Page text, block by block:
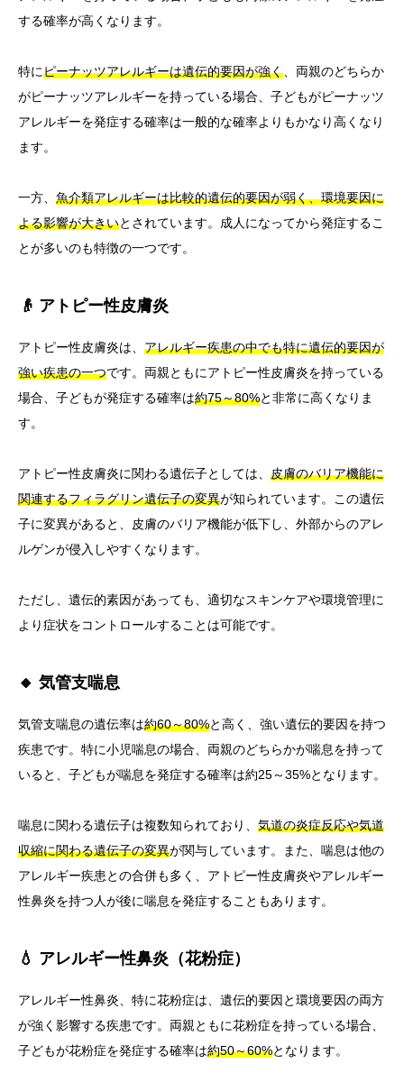
する確率が高くなります。
特にピーナッツアレルギーは遺伝的要因が強く 、両親のどちらか
がピーナッツアレルギーを持っている場合、子どもがピーナッツ
アレルギーを発症する確率は一般的な確率よりもかなり高くなり
ます。
一方、 魚介類アレルギーは比較的遺伝的要因が弱く、環境要因に
よる影響が大きいとされています。成人になってから発症するこ
とが多いのも特徴の一つです。
👴 アトピー性皮膚炎
アトピー性皮膚炎は、 アレルギー疾患の中でも特に遺伝的要因が
強い疾患の一つです。両親ともにアトピー性皮膚炎を持っている
場合、子どもが発症する確率は約75～80%と非常に高くなりま
す。
アトピー性皮膚炎に関わる遺伝子としては、 皮膚のバリア機能に
関連するフィラグリン遺伝子の変異が知られています。この遺伝
子に変異があると、皮膚のバリア機能が低下し、外部からのアレ
ルゲンが侵入しやすくなります。
ただし、遺伝的素因があっても、適切なスキンケアや環境管理に
より症状をコントロールすることは可能です。
🔸 気管支喘息
気管支喘息の遺伝率は約60～80%と高く、強い遺伝的要因を持つ
疾患です。特に小児喘息の場合、両親のどちらかが喘息を持って
いると、子どもが喘息を発症する確率は約25～35%となります。
喘息に関わる遺伝子は複数知られており、 気道の炎症反応や気道
収縮に関わる遺伝子の変異が関与しています。また、喘息は他の
アレルギー疾患との合併も多く、アトピー性皮膚炎やアレルギー
性鼻炎を持つ人が後に喘息を発症することもあります。
💧 アレルギー性鼻炎（花粉症）
アレルギー性鼻炎、特に花粉症は、遺伝的要因と環境要因の両方
が強く影響する疾患です。両親ともに花粉症を持っている場合、
子どもが花粉症を発症する確率は約50～60%となります。